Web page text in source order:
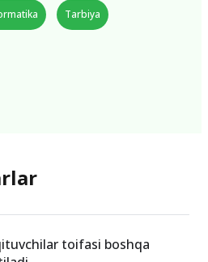
Tarbiya
toifasi boshqa